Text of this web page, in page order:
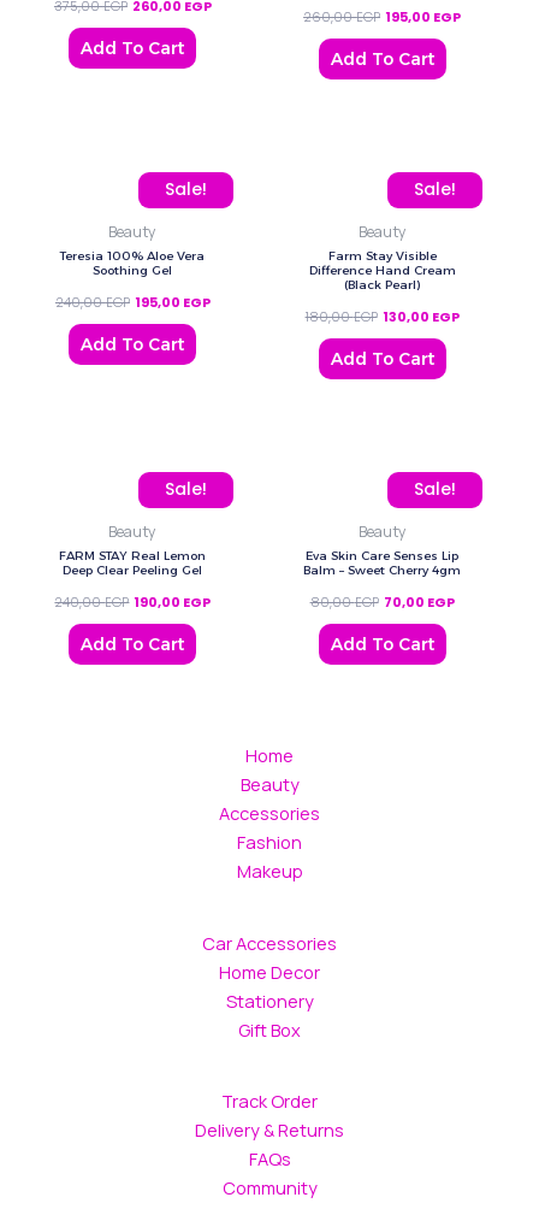
375,00EGP 260,00 EGP
Add To Cart
260,00EGP 195,00 EGP
Add To Cart
Sale!
Beauty
Teresia 100% Aloe Vera
Soothing Gel
240,00EGP
Original price was: 240,00 EGP.
195,00 EGP
Current price is: 195,00 EGP.
Add To Cart
Sale!
Beauty
Farm Stay Visible
Difference Hand Cream
(Black Pearl)
180,00EGP
Original price was:
130,00 EGP
Current
Add To Cart
Sale!
Beauty
FARM STAY Real Lemon
Deep Clear Peeling Gel
240,00EGP
Original price was: 240,00 EGP.
190,00 EGP
Current price is: 190,00 EGP.
Add To Cart
Sale!
Beauty
Eva Skin Care Senses Lip
Balm – Sweet Cherry 4gm
80,00EGP
Original price was:
70,00 EGP
Current price
Add To Cart
Home
Beauty
Accessories
Fashion
Makeup
Car Accessories
Home Decor
Stationery
Gift Box
Track Order
Delivery & Returns
FAQs
Community